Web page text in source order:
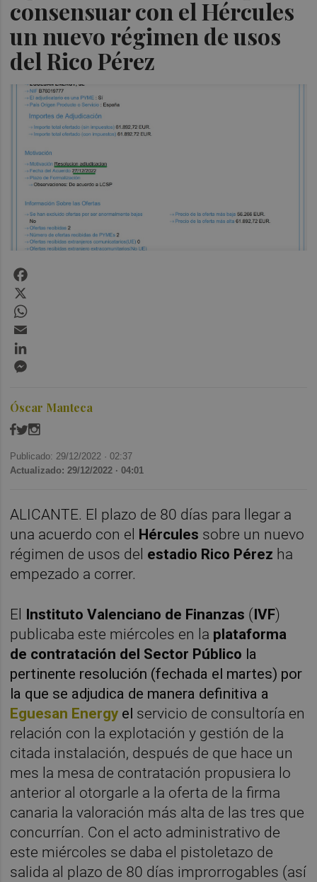
consensuar con el Hércules
un nuevo régimen de usos
del Rico Pérez
Óscar Manteca
Publicado: 29/12/2022 ·02:37
Actualizado: 29/12/2022 · 04:01
ALICANTE. El plazo de 80 días para llegar a
una acuerdo con el Hércules sobre un nuevo
régimen de usos del estadio Rico Pérez ha
empezado a correr.
El Instituto Valenciano de Finanzas (IVF)
publicaba este miércoles en la plataforma
de contratación del Sector Público la
pertinente resolución (fechada el martes) por
la que se adjudica de manera definitiva a
Eguesan Energy el servicio de consultoría en
relación con la explotación y gestión de la
citada instalación, después de que hace un
mes la mesa de contratación propusiera lo
anterior al otorgarle a la oferta de la firma
canaria la valoración más alta de las tres que
concurrían. Con el acto administrativo de
este miércoles se daba el pistoletazo de
salida al plazo de 80 días improrrogables (así